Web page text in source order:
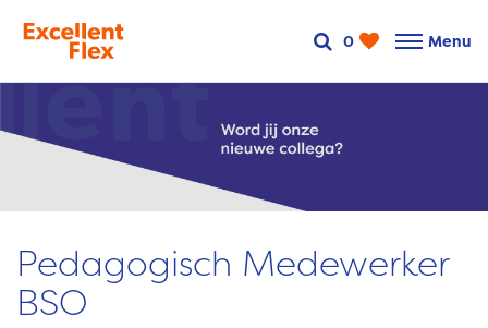
0 Menu
Pedagogisch Medewerker
BSO